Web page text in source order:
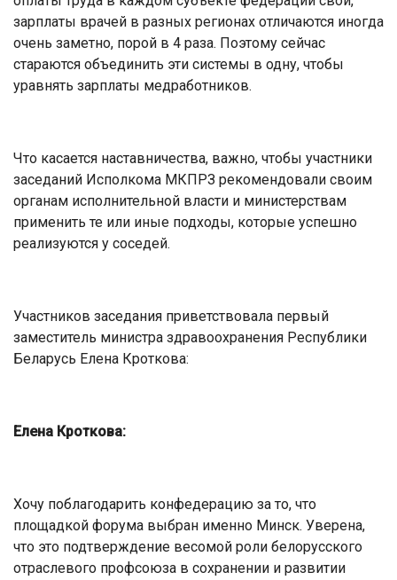
зарплаты врачей в разных регионах отличаются иногда
очень заметно, порой в 4 раза. Поэтому сейчас
стараются объединить эти системы в одну, чтобы
уравнять зарплаты медработников.
Что касается наставничества, важно, чтобы участники
заседаний Исполкома МКПРЗ рекомендовали своим
органам исполнительной власти и министерствам
применить те или иные подходы, которые успешно
реализуются у соседей.
Участников заседания приветствовала первый
заместитель министра здравоохранения Республики
Беларусь Елена Кроткова:
Елена Кроткова:
Хочу поблагодарить конфедерацию за то, что
площадкой форума выбран именно Минск. Уверена,
что это подтверждение весомой роли белорусского
отраслевого профсоюза в сохранении и развитии